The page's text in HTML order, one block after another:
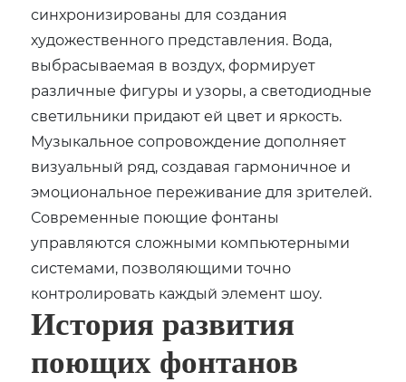
синхронизированы для создания
художественного представления. Вода,
выбрасываемая в воздух, формирует
различные фигуры и узоры, а светодиодные
светильники придают ей цвет и яркость.
Музыкальное сопровождение дополняет
визуальный ряд, создавая гармоничное и
эмоциональное переживание для зрителей.
Современные поющие фонтаны
управляются сложными компьютерными
системами, позволяющими точно
контролировать каждый элемент шоу.
История развития
поющих фонтанов